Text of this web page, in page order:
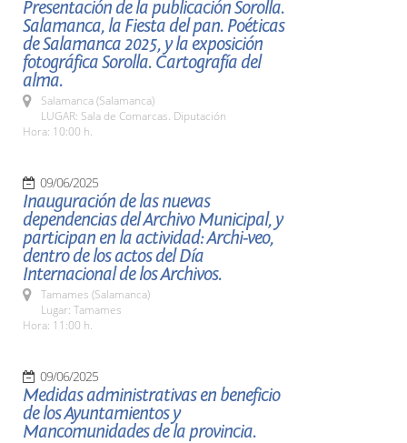
Presentación de la publicación Sorolla.
Salamanca, la Fiesta del pan. Poéticas
de Salamanca 2025, y la exposición
fotográfica Sorolla. Cartografía del
alma.
Salamanca (Salamanca)
LUGAR: Sala de Comarcas. Diputación
Hora: 10:00 h.
09/06/2025
Inauguración de las nuevas
dependencias del Archivo Municipal, y
participan en la actividad: Archi-veo,
dentro de los actos del Día
Internacional de los Archivos.
Tamames (Salamanca)
Lugar: Tamames
Hora: 11:00 h.
09/06/2025
Medidas administrativas en beneficio
de los Ayuntamientos y
Mancomunidades de la provincia.